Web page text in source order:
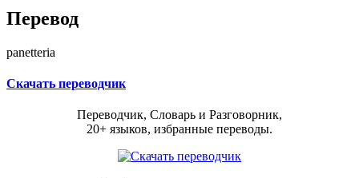
Перевод
panetteria
Скачать переводчик
Переводчик, Словарь и Разговорник,
20+ языков, избранные переводы.